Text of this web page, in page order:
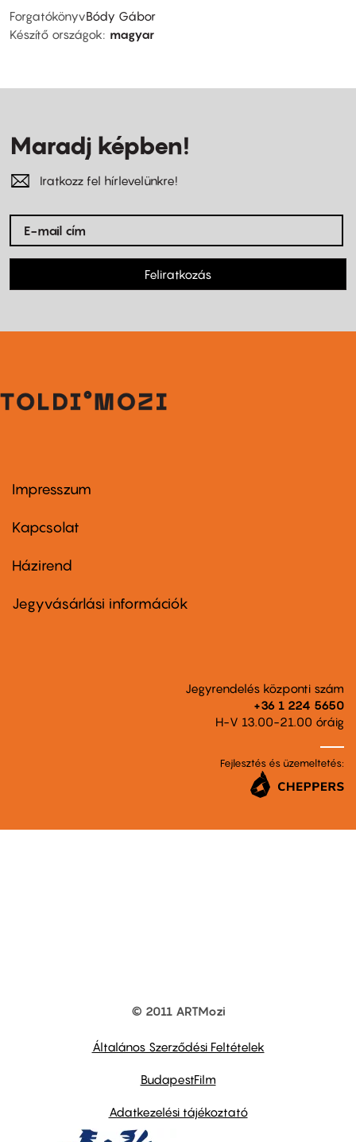
ForgatókönyvBódy Gábor
Készítő országok
magyar
Maradj képben!
Iratkozz fel hírlevelünkre!
Feliratkozás
Footer
first
Impresszum
Kapcsolat
Footer
second
Házirend
Jegyvásárlási információk
Jegyrendelés központi szám
+36 1 224 5650
H-V 13.00-21.00 óráig
Fejlesztés és üzemeltetés:
© 2011 ARTMozi
Általános Szerződési Feltételek
BudapestFilm
Adatkezelési tájékoztató